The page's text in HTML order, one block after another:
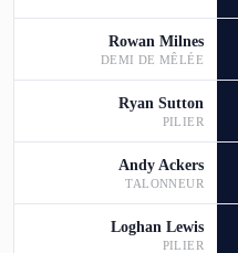
Rowan Milnes
DEMI DE MÊLÉE
Ryan Sutton
PILIER
Andy Ackers
TALONNEUR
Loghan Lewis
PILIER